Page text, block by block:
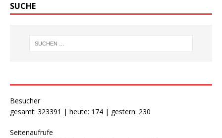
SUCHE
Besucher
gesamt: 323391 | heute: 174 | gestern: 230
Seitenaufrufe